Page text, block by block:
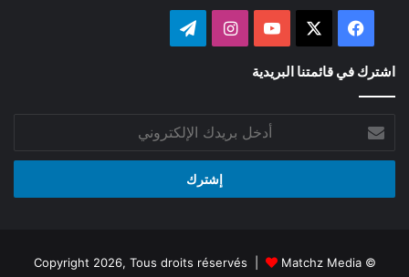
فيسبوك ‫YouTubeانستقرام
اشترك في قائمتنا البريدية
بريدك
الإلكتروني
© Copyright 2026, Tous droits réservés |
Matchz Media